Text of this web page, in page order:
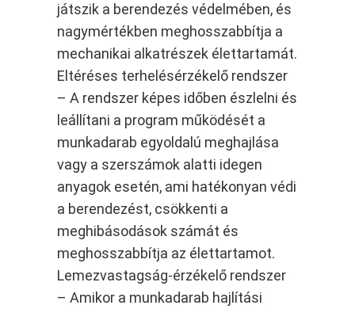
játszik a berendezés védelmében, és
nagymértékben meghosszabbítja a
mechanikai alkatrészek élettartamát.
Eltéréses terhelésérzékelő rendszer
– A rendszer képes időben észlelni és
leállítani a program működését a
munkadarab egyoldalú meghajlása
vagy a szerszámok alatti idegen
anyagok esetén, ami hatékonyan védi
a berendezést, csökkenti a
meghibásodások számát és
meghosszabbítja az élettartamot.
Lemezvastagság-érzékelő rendszer
– Amikor a munkadarab hajlítási